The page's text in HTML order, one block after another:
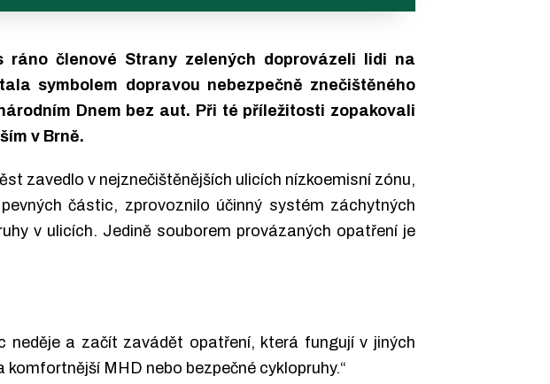
členové Strany zelených doprovázeli lidi na
symbolem dopravou nebezpečně znečištěného
Dnem bez aut. Při té příležitosti zopakovali
v Brně.
zavedlo v nejznečištěnějších ulicích nízkoemisní zónu,
částic, zprovoznilo účinný systém záchytných
v ulicích. Jedině souborem provázaných opatření je
a začít zavádět opatření, která fungují v jiných
MHD nebo bezpečné cyklopruhy.“